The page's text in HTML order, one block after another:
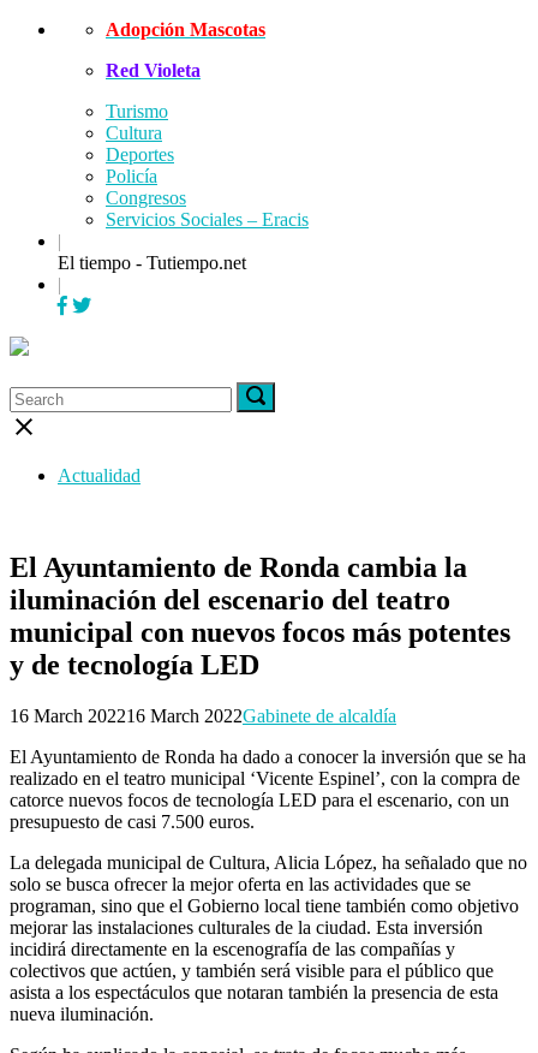
Skip
Adopción Mascotas
Red Violeta
Turismo
Cultura
Deportes
Policía
Congresos
Servicios Sociales – Eracis
|
El tiempo - Tutiempo.net
|
Menu
Search
for:
Search
for:
Search
Close
Actualidad
El Ayuntamiento de Ronda cambia la
iluminación del escenario del teatro
municipal con nuevos focos más potentes
y de tecnología LED
16 March 202216 March 2022Gabinete de alcaldía
El Ayuntamiento de Ronda ha dado a conocer la inversión que se ha
realizado en el teatro municipal ‘Vicente Espinel’, con la compra de
catorce nuevos focos de tecnología LED para el escenario, con un
presupuesto de casi 7.500 euros.
La delegada municipal de Cultura, Alicia López, ha señalado que no
solo se busca ofrecer la mejor oferta en las actividades que se
programan, sino que el Gobierno local tiene también como objetivo
mejorar las instalaciones culturales de la ciudad. Esta inversión
incidirá directamente en la escenografía de las compañías y
colectivos que actúen, y también será visible para el público que
asista a los espectáculos que notaran también la presencia de esta
nueva iluminación.